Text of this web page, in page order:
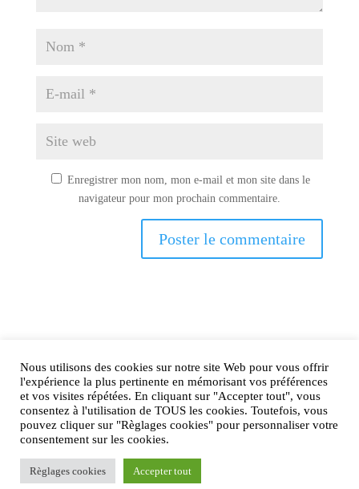
Enregistrer mon nom, mon e-mail et mon site dans le
navigateur pour mon prochain commentaire.
AIRtage 2024© Tous droits réservés
Mentions légales
Contactez-nous !
Nous utilisons des cookies sur notre site Web pour vous offrir
l'expérience la plus pertinente en mémorisant vos préférences
et vos visites répétées. En cliquant sur "Accepter tout", vous
consentez à l'utilisation de TOUS les cookies. Toutefois, vous
pouvez cliquer sur "Règlages cookies" pour personnaliser votre
consentement sur les cookies.
Règlages cookies Accepter tout